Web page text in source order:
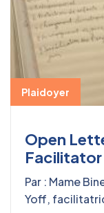
Plaidoyer
Open
Facilitator
Par : Mame
Yoff,